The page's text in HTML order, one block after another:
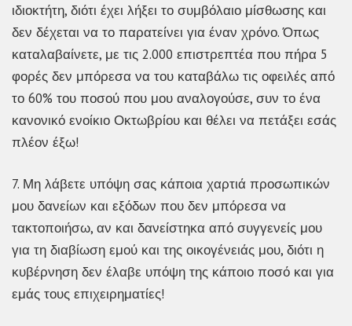
ιδιοκτήτη, διότι έχει λήξει το συμβόλαιο μίσθωσης και
δεν δέχεται να το παρατείνει για έναν χρόνο. Όπως
καταλαβαίνετε, με τις 2.000 επιστρεπτέα που πήρα 5
φορές δεν μπόρεσα να του καταβάλω τις οφειλές από
το 60% του ποσού που μου αναλογούσε, συν το ένα
κανονικό ενοίκιο Οκτωβρίου και θέλει να πετάξει εσάς
πλέον έξω!
7. Μη λάβετε υπόψη σας κάποια χαρτιά προσωπικών
μου δανείων και εξόδων που δεν μπόρεσα να
τακτοποιήσω, αν και δανείστηκα από συγγενείς μου
για τη διαβίωση εμού και της οικογένειάς μου, διότι η
κυβέρνηση δεν έλαβε υπόψη της κάποιο ποσό και για
εμάς τους επιχειρηματίες!